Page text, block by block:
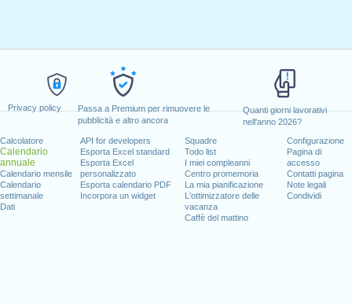
Privacy policy
Passa a Premium per rimuovere le
pubblicità e altro ancora
Quanti giorni lavorativi
nell'anno 2026?
Calcolatore
Calendario
annuale
Calendario mensile
Calendario
settimanale
Dati
API for developers
Esporta Excel standard
Esporta Excel
personalizzato
Esporta calendario PDF
Incorpora un widget
Squadre
Todo list
I miei compleanni
Centro promemoria
La mia pianificazione
L'ottimizzatore delle
vacanza
Caffè del mattino
Configurazione
Pagina di
accesso
Contatti pagina
Note legali
Condividi